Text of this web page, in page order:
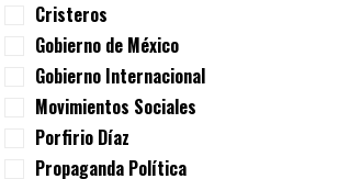
Cristeros
Gobierno de México
Gobierno Internacional
Movimientos Sociales
Porfirio Díaz
Propaganda Política